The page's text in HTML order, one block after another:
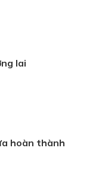
lai
hoàn thành